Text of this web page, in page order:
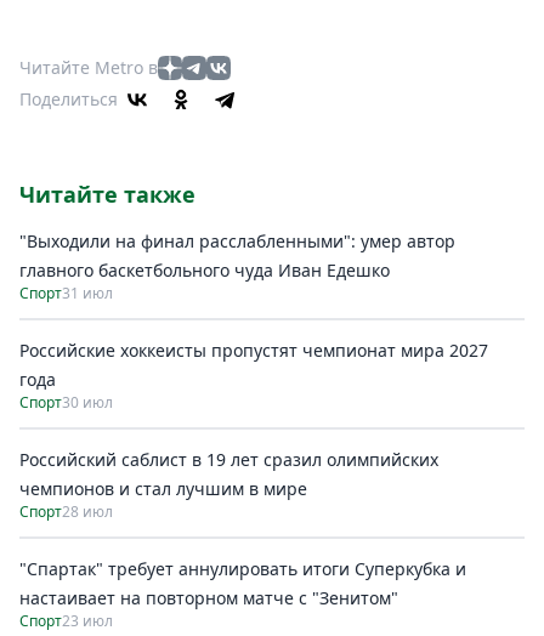
Читайте Metro в
Поделиться
Читайте также
"Выходили на финал расслабленными": умер автор
главного баскетбольного чуда Иван Едешко
Спорт31 июл
Российские хоккеисты пропустят чемпионат мира 2027
года
Спорт30 июл
Российский саблист в 19 лет сразил олимпийских
чемпионов и стал лучшим в мире
Спорт28 июл
"Спартак" требует аннулировать итоги Суперкубка и
настаивает на повторном матче с "Зенитом"
Спорт23 июл